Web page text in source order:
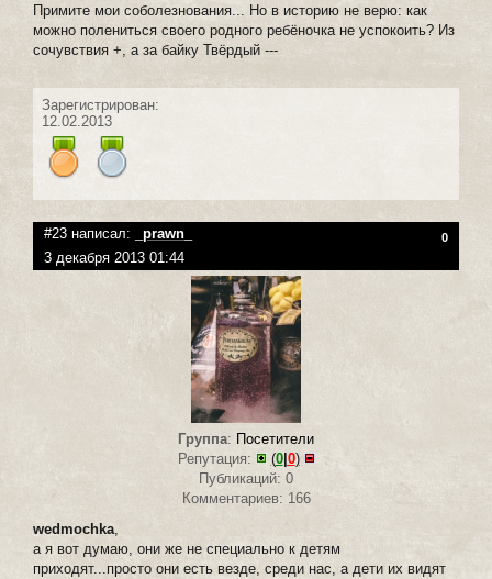
Примите мои соболезнования... Но в историю не верю: как
можно полениться своего родного ребёночка не успокоить? Из
сочувствия +, а за байку Твёрдый ---
Зарегистрирован:
12.02.2013
#23 написал: _prawn_ 0
3 декабря 2013 01:44
Группа: Посетители
Репутация:
(0| 0)
Публикаций: 0
Комментариев: 166
wedmochka,
а я вот думаю, они же не специально к детям
приходят...просто они есть везде, среди нас, а дети их видят